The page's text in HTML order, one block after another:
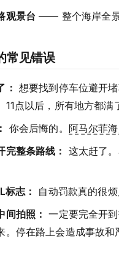
观景台 —— 整个海岸全
常见错误
： 想要找到停车位避开
11点以后，所有地方都满
你会后悔的。 阿马尔菲
完整条路线： 这太赶了
志：
自动罚款真的很烦
间拍照： 一定要完全开
。停在路上会造成事故和